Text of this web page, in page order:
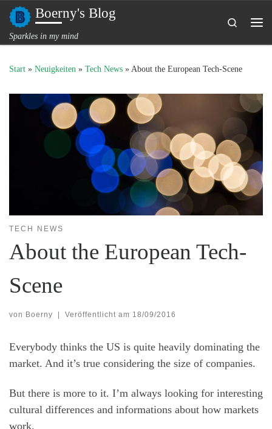
Zum Inhalt springen
Boerny's Blog
Sparkles in my mind
Search
Start » Neuigkeiten » Tech News »About the European Tech-Scene
TECH NEWS
About the European Tech-
Scene
von Boerny | Veröffentlicht am 18/09/2016
Everybody thinks the US is quite heavily dominating the
market. And it’s true considering the size of companies.
But there is more to it. I’m always looking for interesting
cultural differences and informations about how markets
work.